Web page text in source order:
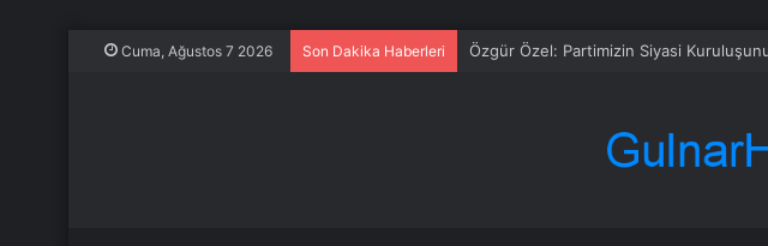
Cuma, Ağustos 7 2026 Son Dakika Haberleri CHP Sözcüsü Sarı’dan Yeni Parti